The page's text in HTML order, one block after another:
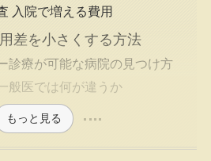
入院で増える費用
差を小さくする方法
診療が可能な病院の見つけ方
般医では何が違うか
もっと見る